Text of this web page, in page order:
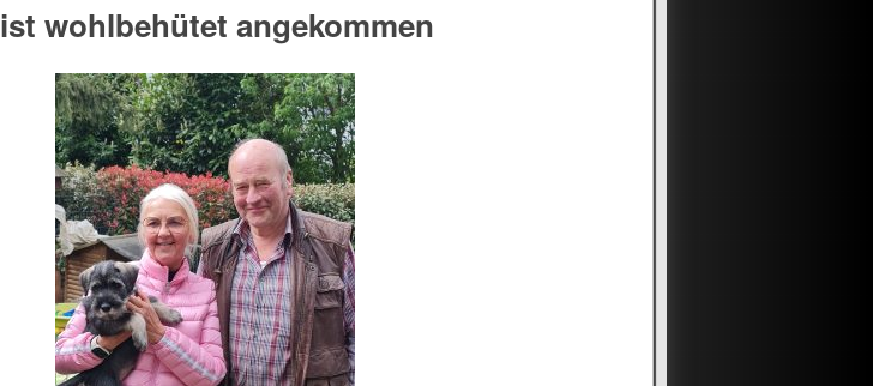
ist wohlbehütet angekommen